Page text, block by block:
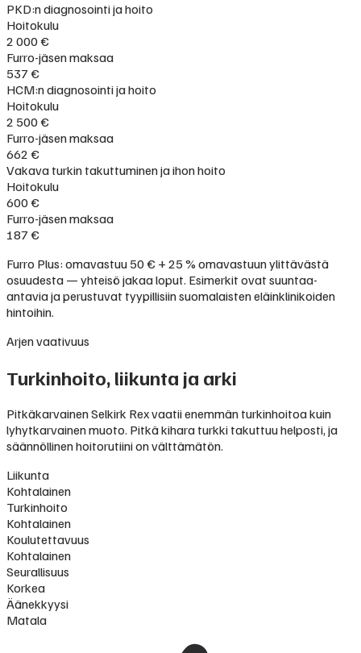
PKD:n diagnosointi ja hoito
Hoitokulu
2 000 €
Furro-jäsen maksaa
537 €
HCM:n diagnosointi ja hoito
Hoitokulu
2 500 €
Furro-jäsen maksaa
662 €
Vakava turkin takuttuminen ja ihon hoito
Hoitokulu
600 €
Furro-jäsen maksaa
187 €
Furro Plus: omavastuu 50 € + 25 % omavastuun ylittävästä
osuudesta — yhteisö jakaa loput. Esimerkit ovat suuntaa-
antavia ja perustuvat tyypillisiin suomalaisten eläinklinikoiden
hintoihin.
Arjen vaativuus
Turkinhoito, liikunta ja arki
Pitkäkarvainen Selkirk Rex vaatii enemmän turkinhoitoa kuin
lyhytkarvainen muoto. Pitkä kihara turkki takuttuu helposti, ja
säännöllinen hoitorutiini on välttämätön.
Liikunta
Kohtalainen
Turkinhoito
Kohtalainen
Koulutettavuus
Kohtalainen
Seurallisuus
Korkea
Äänekkyysi
Matala